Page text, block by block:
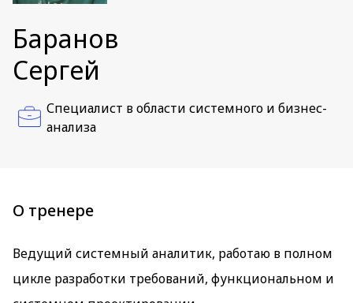
Баранов
Сергей
Специалист в области системного и бизнес-
анализа
О тренере
Ведущий системный аналитик, работаю в полном
цикле разработки требований, функциональном и